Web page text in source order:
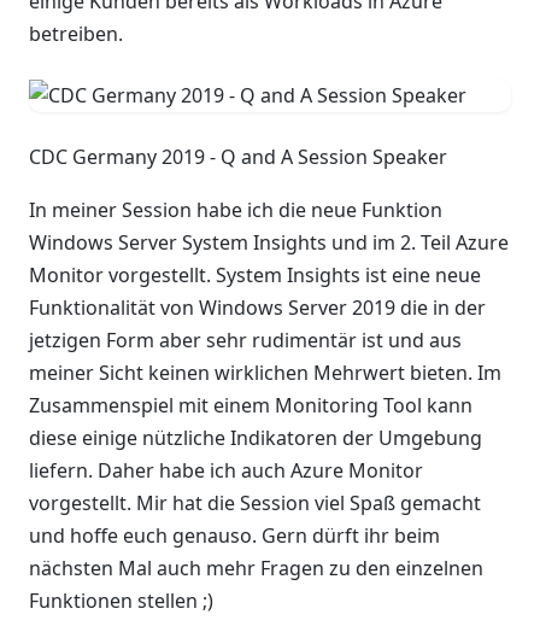
betreiben.
CDC Germany 2019 - Q and A Session Speaker
In meiner Session habe ich die neue Funktion
Windows Server System Insights und im 2. Teil Azure
Monitor vorgestellt. System Insights ist eine neue
Funktionalität von Windows Server 2019 die in der
jetzigen Form aber sehr rudimentär ist und aus
meiner Sicht keinen wirklichen Mehrwert bieten. Im
Zusammenspiel mit einem Monitoring Tool kann
diese einige nützliche Indikatoren der Umgebung
liefern. Daher habe ich auch Azure Monitor
vorgestellt. Mir hat die Session viel Spaß gemacht
und hoffe euch genauso. Gern dürft ihr beim
nächsten Mal auch mehr Fragen zu den einzelnen
Funktionen stellen ;)